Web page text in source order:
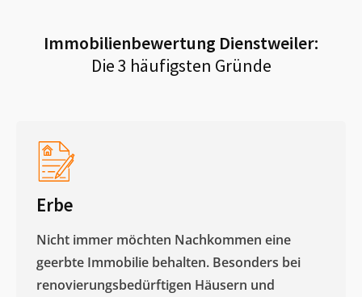
Immobilienbewertung Dienstweiler:
Die 3 häufigsten Gründe
Erbe
Nicht immer möchten Nachkommen eine
geerbte Immobilie behalten. Besonders bei
renovierungsbedürftigen Häusern und